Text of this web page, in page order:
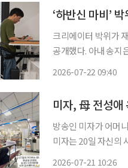
‘하반신 마비’
크리에이터 박위가
공개했다. 아내 송지은도
2026-07-22 09:40
미자, 母 전성
방송인 미자가 어머
미자는 20일 자신의
2026-07-21 10:26